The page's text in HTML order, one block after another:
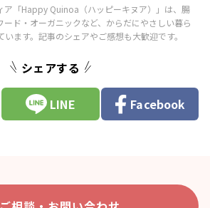
シェアする
LINE Facebook